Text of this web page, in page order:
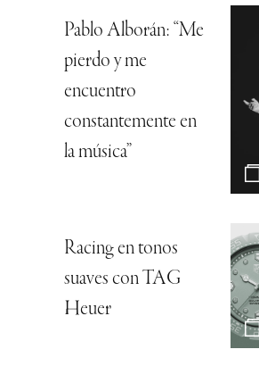
Pablo Alborán: “Me
pierdo y me
encuentro
constantemente en
la música”
Racing en tonos
suaves con TAG
Heuer